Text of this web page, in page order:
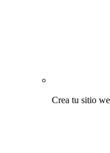
Crea tu sitio